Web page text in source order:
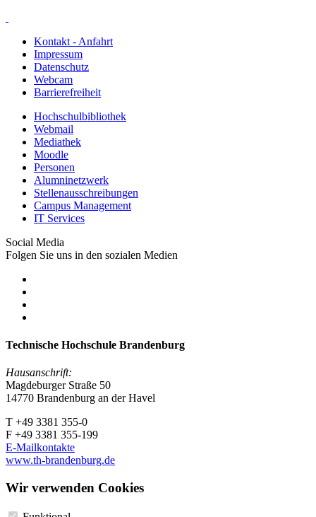
Kontakt - Anfahrt
Impressum
Datenschutz
Webcam
Barrierefreiheit
Hochschulbibliothek
Webmail
Mediathek
Moodle
Personen
Alumninetzwerk
Stellenausschreibungen
Campus Management
IT Services
Social Media
Folgen Sie uns in den sozialen Medien
Technische Hochschule Brandenburg
Hausanschrift:
Magdeburger Straße 50
14770 Brandenburg an der Havel
T +49 3381 355-0
F +49 3381 355-199
E-Mailkontakte
www.th-brandenburg.de
Wir verwenden Cookies